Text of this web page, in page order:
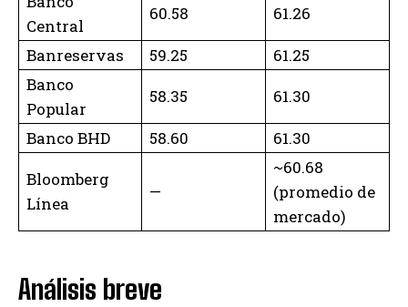
Central
60.58
61.26
Banreservas
59.25
61.25
Banco
Popular
58.35
61.30
Banco BHD
58.60
61.30
Bloomberg
Línea
—
~60.68
(promedio de
mercado)
Análisis breve